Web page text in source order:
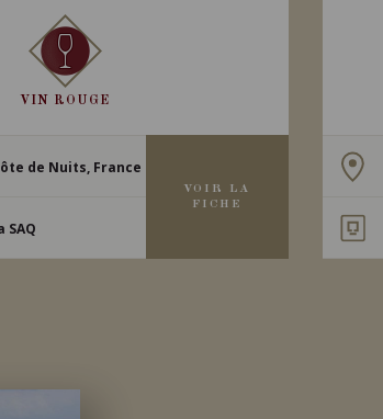
VIN ROUGE
de Nuits, France
SAQ
VOIR LA
FICHE